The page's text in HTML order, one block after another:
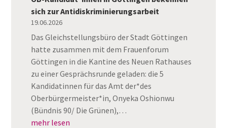
sich zur Antidiskriminierungsarbeit
19.06.2026
Das Gleichstellungsbüro der Stadt Göttingen
hatte zusammen mit dem Frauenforum
Göttingen in die Kantine des Neuen Rathauses
zu einer Gesprächsrunde geladen: die 5
Kandidatinnen für das Amt der*des
Oberbürgermeister*in, Onyeka Oshionwu
(Bündnis 90/ Die Grünen),…
mehr lesen